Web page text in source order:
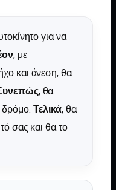
για να
, με
και άνεση, θα
, θα
δρόμο. Τελικά, θα
σας και θα το